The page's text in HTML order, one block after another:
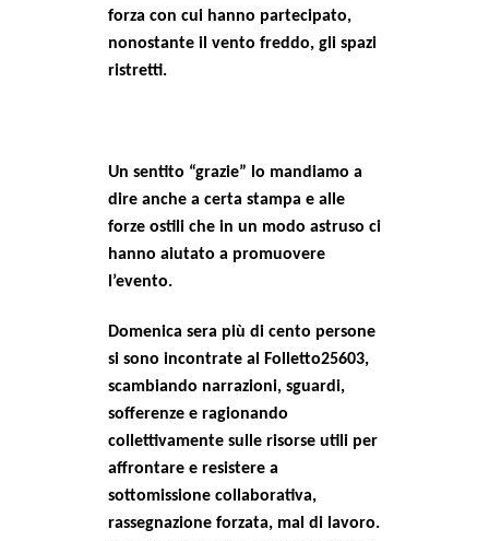
STUDENTI
MANIFESTI
RECENSIONI
INTERNAZIONALE
AFRICA
AMERICHE
ESTREMO ORIENTE
EUROPA
MEDIO ORIENTE
MONDO
forza con cui hanno partecipato,
nonostante il vento freddo, gli spazi
ristretti.
Un sentito “grazie” lo mandiamo a
dire anche a certa stampa e alle
forze ostili che in un modo astruso ci
hanno aiutato a promuovere
l’evento.
Domenica sera più di cento persone
si sono incontrate al Folletto25603,
scambiando narrazioni, sguardi,
sofferenze e ragionando
collettivamente sulle risorse utili per
affrontare e resistere a
sottomissione collaborativa,
rassegnazione forzata, mal di lavoro.